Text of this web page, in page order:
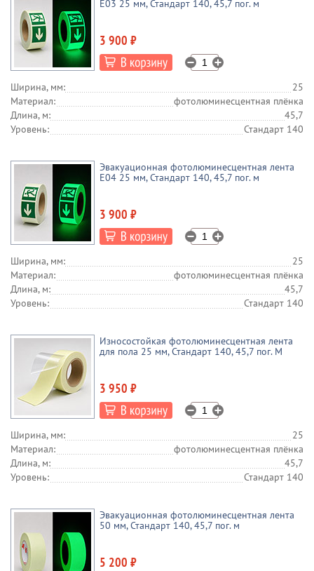
E03 25 мм, Стандарт 140, 45,7 пог. м
3 900 ₽
Ширина, мм:
25
Материал:
фотолюминесцентная плёнка
Длина, м:
45,7
Уровень:
Стандарт 140
Эвакуационная фотолюминесцентная лента
E04 25 мм, Стандарт 140, 45,7 пог. м
3 900 ₽
Ширина, мм:
25
Материал:
фотолюминесцентная плёнка
Длина, м:
45,7
Уровень:
Стандарт 140
Износостойкая фотолюминесцентная лента
для пола 25 мм, Стандарт 140, 45,7 пог. М
3 950 ₽
Ширина, мм:
25
Материал:
фотолюминесцентная плёнка
Длина, м:
45,7
Уровень:
Стандарт 140
Эвакуационная фотолюминесцентная лента
50 мм, Стандарт 140, 45,7 пог. м
5 200 ₽